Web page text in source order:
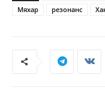
Мяхар
резонанс